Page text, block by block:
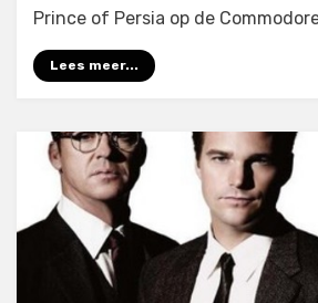
Prince of Persia op de
Lees meer...